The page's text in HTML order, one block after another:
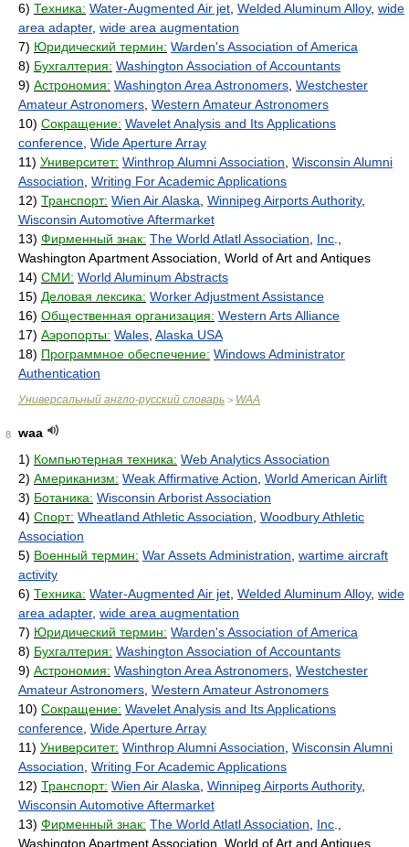
6) Техника: Water-Augmented Air jet Welded Aluminum Alloy, wide
area adapter, wide area augmentation
7) Юридический термин: Warden's Association of America
8) Бухгалтерия: Washington Association of Accountants
9) Астрономия: Washington Area Astronomers Westchester
Amateur Astronomers Western Amateur Astronomers
10) Сокращение: Wavelet Analysis and Its Applications
conference Wide Aperture Array
11) Университет: Winthrop Alumni Association Wisconsin Alumni
Association Writing For Academic Applications
12) Транспорт: Wien Air Alaska Winnipeg Airports Authority,
Wisconsin Automotive Aftermarket
13) Фирменный знак: The World Atlatl Association Inc
Washington Apartment Association, World of Art and Antiques
14) СМИ: World Aluminum Abstracts
15) Деловая лексика: Worker Adjustment Assistance
16) Общественная организация: Western Arts Alliance
17) Аэропорты: Wales Alaska USA
18) Программное обеспечение: Windows Administrator
Authentication
Универсальный англо-русский словарь > WAA
8
waa
1) Компьютерная техника: Web Analytics Association
2) Американизм: Weak Affirmative Action World American Airlift
3) Ботаника: Wisconsin Arborist Association
4) Спорт: Wheatland Athletic Association Woodbury Athletic
Association
5) Военный термин: War Assets Administration wartime aircraft
activity
6) Техника: Water-Augmented Air jet Welded Aluminum Alloy, wide
area adapter, wide area augmentation
7) Юридический термин: Warden's Association of America
8) Бухгалтерия: Washington Association of Accountants
9) Астрономия: Washington Area Astronomers Westchester
Amateur Astronomers Western Amateur Astronomers
10) Сокращение: Wavelet Analysis and Its Applications
conference Wide Aperture Array
11) Университет: Winthrop Alumni Association Wisconsin Alumni
Association Writing For Academic Applications
12) Транспорт: Wien Air Alaska Winnipeg Airports Authority,
Wisconsin Automotive Aftermarket
13) Фирменный знак: The World Atlatl Association Inc
Washington Apartment Association, World of Art and Antiques